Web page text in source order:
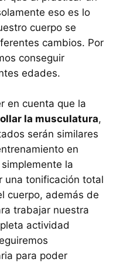
eso es lo
cuerpo se
cambios. Por
conseguir
edades.
en cuenta que la
la musculatura,
serán similares
en
la
una tonificación total
cuerpo, además de
trabajar nuestra
actividad
para poder